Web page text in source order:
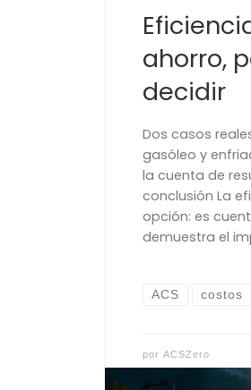
ahorro,
decidir
Dos casos
gasóleo y
la cuenta de
conclusión La
opción: es
demuestra el
ACS costos
por ACSZero